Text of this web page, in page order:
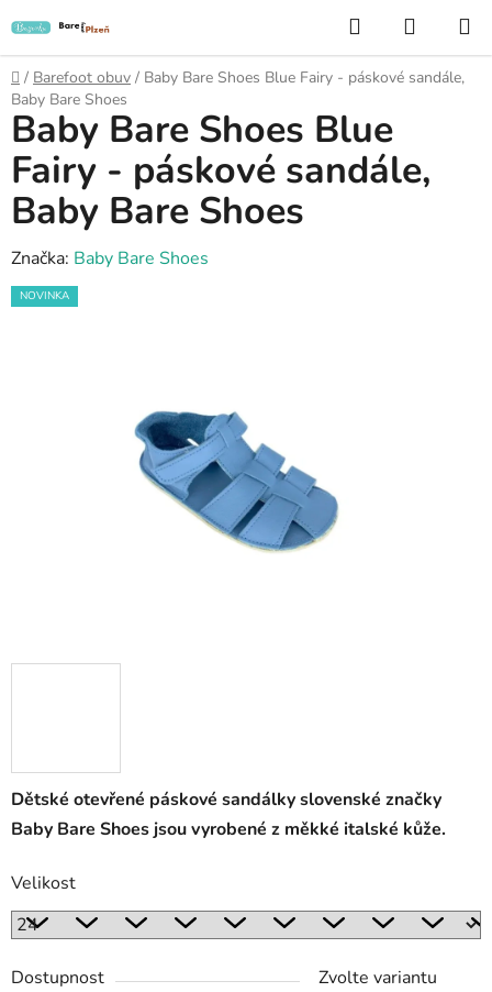
na
obsah
Hledat
KOŠÍK
Domů
/ Barefoot obuv / Baby Bare Shoes Blue Fairy - páskové sandále,
Baby Bare Shoes
Dětské otevřené páskové sandálky slovenské značky
Baby Bare Shoes jsou vyrobené z měkké italské kůže.
Velikost
Dostupnost
Zvolte variantu
Baby Bare Shoes Blue
Fairy - páskové sandále,
Baby Bare Shoes
Značka: Baby Bare Shoes
NOVINKA